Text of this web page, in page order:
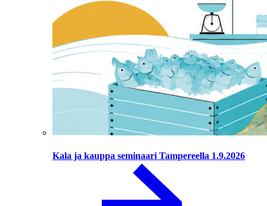
Kala ja kauppa seminaari Tampereella 1.9.2026